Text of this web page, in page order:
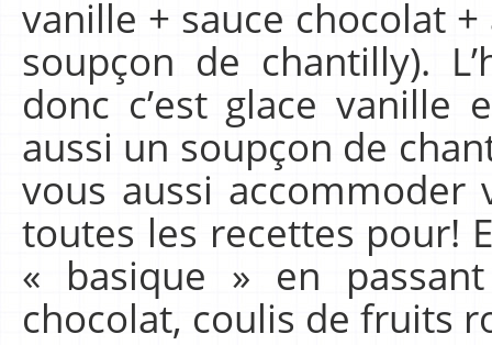
vanille + sauce chocolat
soupçon de chantilly).
donc c’est glace
aussi un soupçon de
vous aussi accommoder
toutes les recettes pour!
« basique » en
chocolat, coulis de fruits